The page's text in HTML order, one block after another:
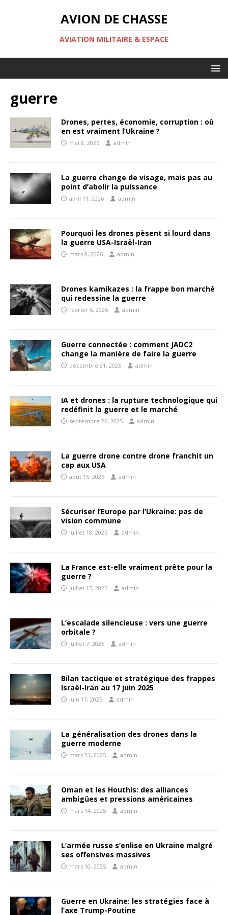
AVION DE CHASSE
AVIATION MILITAIRE & ESPACE
guerre
Drones, pertes, économie, corruption : où
en est vraiment l’Ukraine ?
mai 8, 2026 admin
La guerre change de visage, mais pas au
point d’abolir la puissance
avril 11, 2026 admin
Pourquoi les drones pèsent si lourd dans
la guerre USA-Israël-Iran
mars 8, 2026 admin
Drones kamikazes : la frappe bon marché
qui redessine la guerre
février 6, 2026 admin
Guerre connectée : comment JADC2
change la manière de faire la guerre
décembre 31, 2025 admin
IA et drones : la rupture technologique qui
redéfinit la guerre et le marché
septembre 26, 2025 admin
La guerre drone contre drone franchit un
cap aux USA
août 15, 2025 admin
Sécuriser l’Europe par l’Ukraine: pas de
vision commune
juillet 18, 2025 admin
La France est-elle vraiment prête pour la
guerre ?
juillet 15, 2025 admin
L’escalade silencieuse : vers une guerre
orbitale ?
juillet 7, 2025 admin
Bilan tactique et stratégique des frappes
Israël-Iran au 17 juin 2025
juin 17, 2025 admin
La généralisation des drones dans la
guerre moderne
mars 31, 2025 admin
Oman et les Houthis: des alliances
ambigües et pressions américaines
mars 14, 2025 admin
L’armée russe s’enlise en Ukraine malgré
ses offensives massives
mars 10, 2025 admin
Guerre en Ukraine: les stratégies face à
l’axe Trump-Poutine